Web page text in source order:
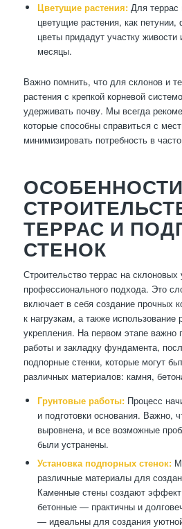
Цветущие растения:Для террас
цветущие растения, как
цветы придадут участку живости
месяцы.
Важно помнить, что для склонов и
растения с крепкой корневой
удерживать почву. Мы всегда
которые способны справиться с
минимизировать потребность в
ОСОБЕННОСТИ
ТЕРРАС И
СТЕНОК
Строительство террас на склоновых
профессионального подхода. Это
включает в себя создание прочных
к нагрузкам, а также использование
укрепления. На первом этапе важно
работы и закладку фундамента,
подпорные стенки, которые могут
различных материалов: камня,
Грунтовые работы:Процесс
и подготовки основания. Важно,
выровнена, и все возможные
были устранены.
Установка подпорных стенок:
различные материалы для
Каменные стены создают
бетонные — практичны и
— идеальны для создания